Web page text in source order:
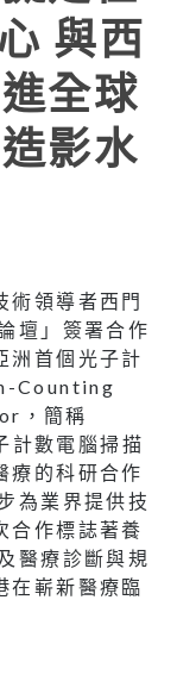
與西
全球
影水
術領導者西門
壇」簽署合作
洲首個光子計
Counting
，簡稱
計數電腦掃描
療的科研合作
為業界提供技
合作標誌著養
醫療診斷與規
在嶄新醫療臨